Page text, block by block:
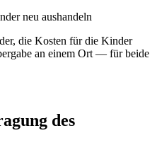
neu aushandeln
die Kosten für die Kinder
an einem Ort — für beide
des